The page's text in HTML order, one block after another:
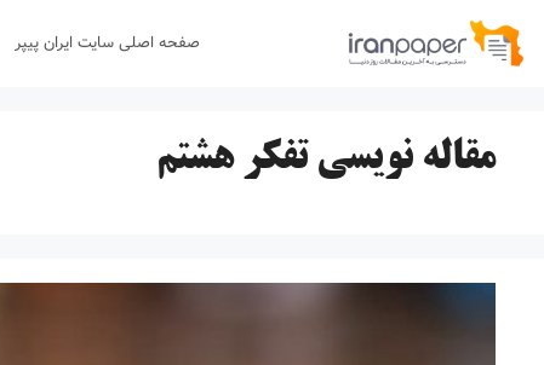
پرش
صفحه اصلی سایت ایران پیپر
مقاله نویسی تفکر هشتم